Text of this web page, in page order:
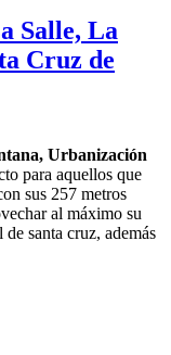
Salle, La
Cruz de
Urbanización
para aquellos que
sus 257 metros
al máximo su
santa cruz, además